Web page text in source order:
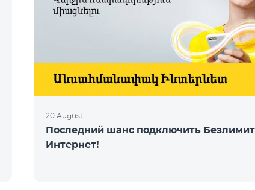
20 August
Последний шанс подключить
Интернет!